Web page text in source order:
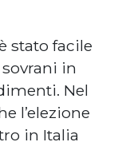
stato facile
in
Nel
l’elezione
in Italia